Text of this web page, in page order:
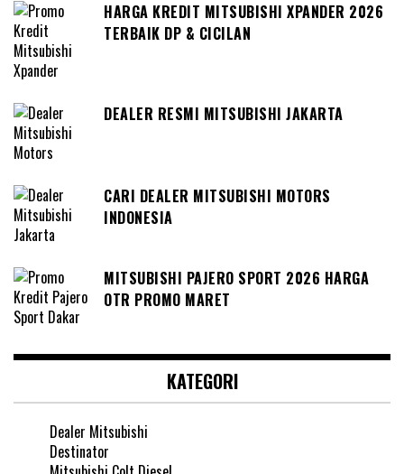
HARGA KREDIT MITSUBISHI XPANDER 2026
TERBAIK DP & CICILAN
DEALER RESMI MITSUBISHI JAKARTA
CARI DEALER MITSUBISHI MOTORS
INDONESIA
MITSUBISHI PAJERO SPORT 2026 HARGA
OTR PROMO MARET
KATEGORI
Dealer Mitsubishi
Destinator